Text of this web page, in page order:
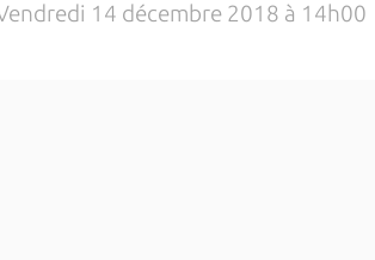
14 décembre 2018 à 14h00